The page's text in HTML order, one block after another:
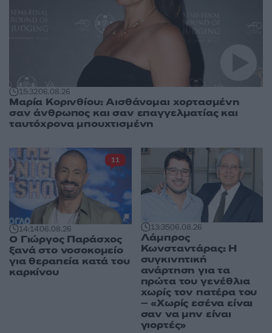
15:3206.08.26
Μαρία Κορινθίου: Αισθάνομαι χορτασμένη
σαν άνθρωπος και σαν επαγγελματίας και
ταυτόχρονα μπουχτισμένη
14:1406.08.26
O Γιώργος Παράσχος
ξανά στο νοσοκομείο
για θεραπεία κατά του
καρκίνου
11
13:3506.08.26
Λάμπρος
Κωνσταντάρας: Η
συγκινητική
ανάρτηση για τα
πρώτα του γενέθλια
χωρίς τον πατέρα του
– «Χωρίς εσένα είναι
σαν να μην είναι
γιορτές»